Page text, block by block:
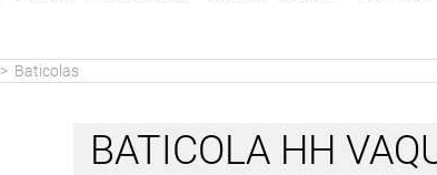
> Baticolas
BATICOLA HH